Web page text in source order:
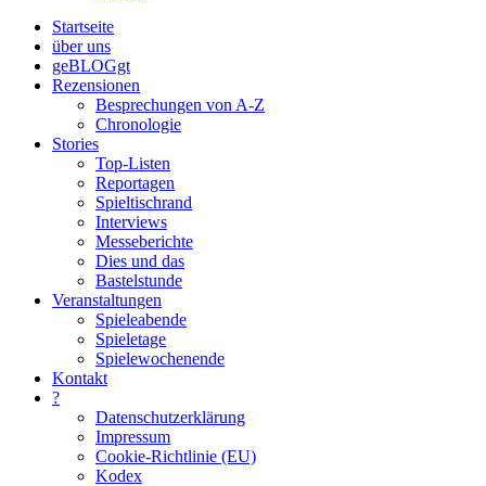
Startseite
über uns
geBLOGgt
Rezensionen
Besprechungen von A-Z
Chronologie
Stories
Top-Listen
Reportagen
Spieltischrand
Interviews
Messeberichte
Dies und das
Bastelstunde
Veranstaltungen
Spieleabende
Spieletage
Spielewochenende
Kontakt
?
Datenschutzerklärung
Impressum
Cookie-Richtlinie (EU)
Kodex